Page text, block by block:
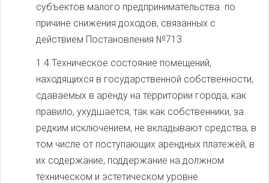
субъектов малого предпринимательства по
причине снижения доходов, связанных с
действием Постановления №713.
1.4.Техническое состояние помещений,
находящихся в государственной собственности,
сдаваемых в аренду на территории города, как
правило, ухудшается, так как собственники, за
редким исключением, не вкладывают средства, в
том числе от поступающих арендных платежей, в
их содержание, поддержание на должном
техническом и эстетическом уровне.